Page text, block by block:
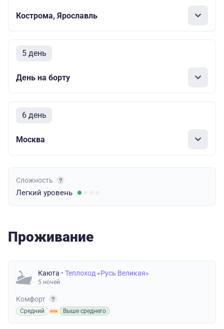
Кострома, Ярославль
5 день
День на борту
6 день
Москва
Сложность
Легкий уровень
Проживание
Каюта • Теплоход «Русь Великая»
5 ночей
Комфорт
Средний Выше среднего